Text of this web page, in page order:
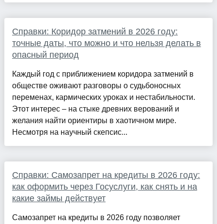
Справки: Коридор затмений в 2026 году:
точные даты, что можно и что нельзя делать в
опасный период
Каждый год с приближением коридора затмений в
обществе оживают разговоры о судьбоносных
переменах, кармических уроках и нестабильности.
Этот интерес – на стыке древних верований и
желания найти ориентиры в хаотичном мире.
Несмотря на научный скепсис...
Справки: Самозапрет на кредиты в 2026 году:
как оформить через Госуслуги, как снять и на
какие займы действует
Самозапрет на кредиты в 2026 году позволяет